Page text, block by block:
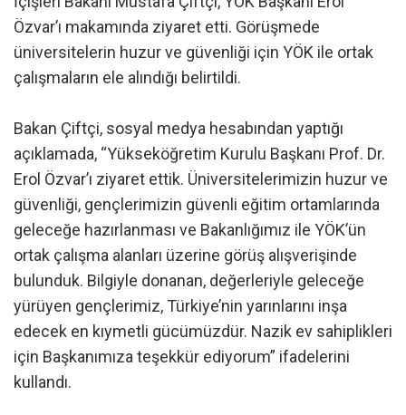
Özvar’ı makamında ziyaret etti. Görüşmede
üniversitelerin huzur ve güvenliği için YÖK ile ortak
çalışmaların ele alındığı belirtildi.
Bakan Çiftçi, sosyal medya hesabından yaptığı
açıklamada, “Yükseköğretim Kurulu Başkanı Prof. Dr.
Erol Özvar’ı ziyaret ettik. Üniversitelerimizin huzur ve
güvenliği, gençlerimizin güvenli eğitim ortamlarında
geleceğe hazırlanması ve Bakanlığımız ile YÖK’ün
ortak çalışma alanları üzerine görüş alışverişinde
bulunduk. Bilgiyle donanan, değerleriyle geleceğe
yürüyen gençlerimiz, Türkiye’nin yarınlarını inşa
edecek en kıymetli gücümüzdür. Nazik ev sahiplikleri
için Başkanımıza teşekkür ediyorum” ifadelerini
kullandı.